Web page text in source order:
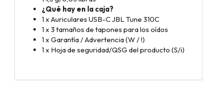
¿Qué hay en la caja?
1 x Auriculares USB-C JBL Tune 310C
1 x 3 tamaños de tapones para los oídos
1 x Garantía / Advertencia (W / !)
1 x Hoja de seguridad/QSG del producto (S/i)